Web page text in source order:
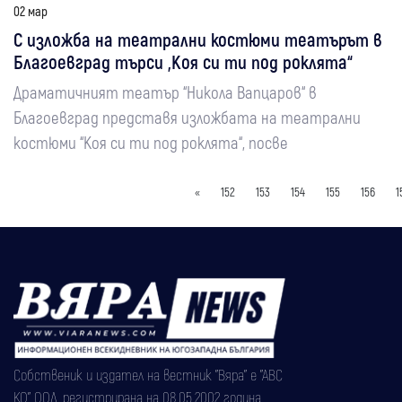
02 мар
С изложба на театрални костюми театърът в
Благоевград търси „Коя си ти под роклята“
Драматичният театър “Никола Вапцаров“ в
Благоевград представя изложбата на театрални
костюми “Коя си ти под роклята“, посве
« 152 153 154 155 156
Собственик и издател на вестник "Вяра" е "АВС
КО" ООД, регистрирана на 08.05.2002 година.